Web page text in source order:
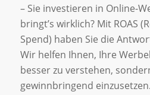
– Sie investieren in Online-
bringt’s wirklich? Mit ROAS
Spend) haben Sie die
Wir helfen Ihnen, Ihre
besser zu verstehen,
gewinnbringend einzusetzen.